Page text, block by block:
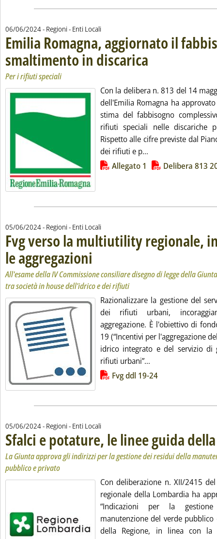
06/06/2024- Regioni - Enti Locali
Emilia Romagna, aggiornato il
smaltimento in discarica
Per i rifiuti speciali
Con la delibera n. 813 del 14
dell'Emilia Romagna ha
stima del fabbisogno
rifiuti speciali nelle discariche
Rispetto alle cifre previste dal
dei rifiuti e p...
Lista allegati PDF alla notizia
Allegato 1 Delibera 813
05/06/2024- Regioni - Enti Locali
Fvg verso la multiutility regionale,
le aggregazioni . Sottotitolo: All'esame della IV Commissione
. Pubblicata mercoledì 05 giugno 2024 alle 15.36.
All'esame della IV Commissione consiliare disegno di legge della
tra società in house dell'idrico e dei rifiuti
Razionalizzare la gestione del
dei rifiuti urbani,
aggregazione. È l'obiettivo di
19 (“Incentivi per l'aggregazione
idrico integrato e del servizio di
rifiuti urbani”...
Lista allegati PDF alla notizia
Fvg ddl 19-24
05/06/2024- Regioni - Enti Locali
Sfalci e potature, le linee guida
La Giunta approva gli indirizzi per la gestione dei residui della
pubblico e privato
Con deliberazione n. XII/2415
regionale della Lombardia ha
“Indicazioni per la
manutenzione del verde
della Regione, in linea con la